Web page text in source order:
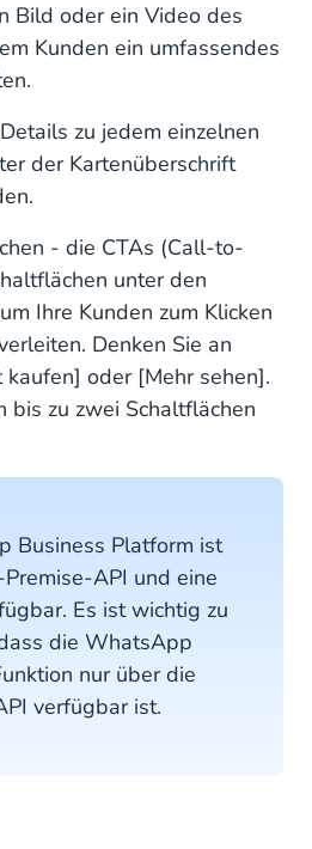
Bild oder ein Video des
Kunden ein umfassendes
zu jedem einzelnen
der Kartenüberschrift
- die CTAs (Call-to-
unter den
Ihre Kunden zum Klicken
Denken Sie an
kaufen] oder [Mehr sehen].
bis zu zwei Schaltflächen
Business Platform ist
API und eine
Es ist wichtig zu
die WhatsApp
nur über die
verfügbar ist.